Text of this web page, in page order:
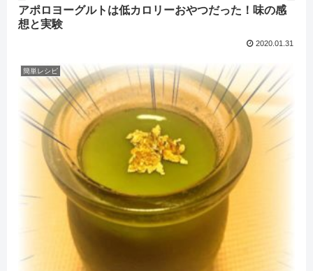
アポロヨーグルトは低カロリーおやつだった！味の感
想と実験
2020.01.31
簡単レシピ